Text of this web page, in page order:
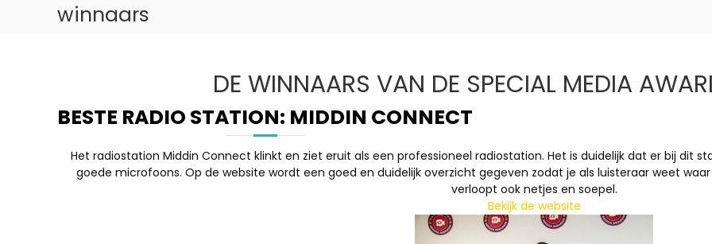
winnaars
DE WINNAARS VAN DE SPECIAL MEDIA
BESTE RADIO STATION: MIDDIN CONNECT
Het radiostation Middin Connect klinkt en ziet eruit als een professioneel radiostation. Het is duidelijk dat er bij dit
goede microfoons. Op de website wordt een goed en duidelijk overzicht gegeven zodat je als luisteraar weet
verloopt ook netjes en soepel.
Bekijk de website